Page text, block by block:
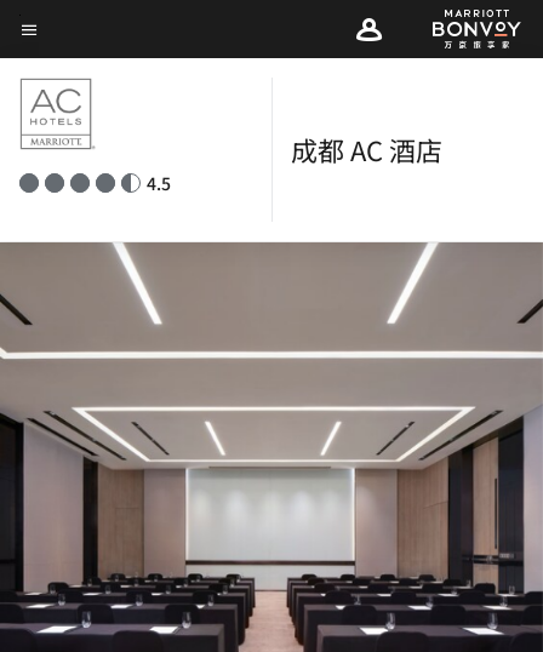
Skip
to
main
content
菜单文本
4.5
成都 AC 酒店